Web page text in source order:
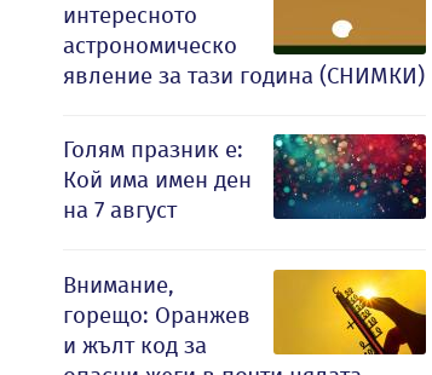
интересното
астрономическо
явление за тази година (СНИМКИ)
Голям празник е:
Кой има имен ден
на 7 август
Внимание,
горещо: Оранжев
и жълт код за